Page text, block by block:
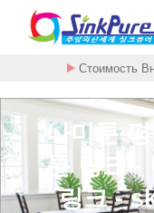
Стоимость
암을 굶기는
나미툰
툰 링크 -
링크 -